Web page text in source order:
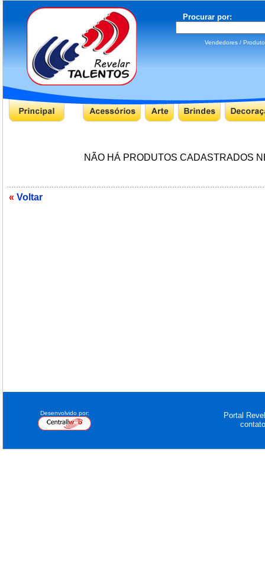
Procurar por:
Vendedores /
NÃO HÁ PRODUTOS CADASTRADOS
« Voltar
Desenvolvido por:
Portal